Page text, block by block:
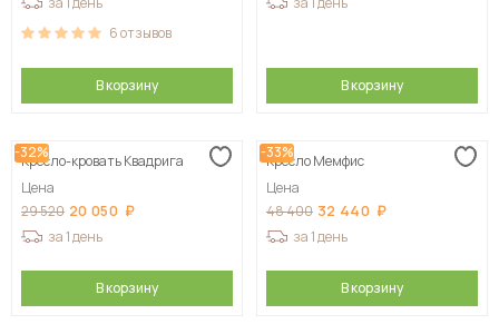
6отзывов
В корзину В корзину
-32%
Кресло-кровать Квадрига
Цена
29 520 20 050
за 1 день
В корзину
-33%
Кресло Мемфис
Цена
48 400 32 440
за 1 день
В корзину